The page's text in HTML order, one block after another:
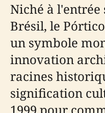
Niché à l'entrée
Brésil, le
un symbole
innovation
racines
signification